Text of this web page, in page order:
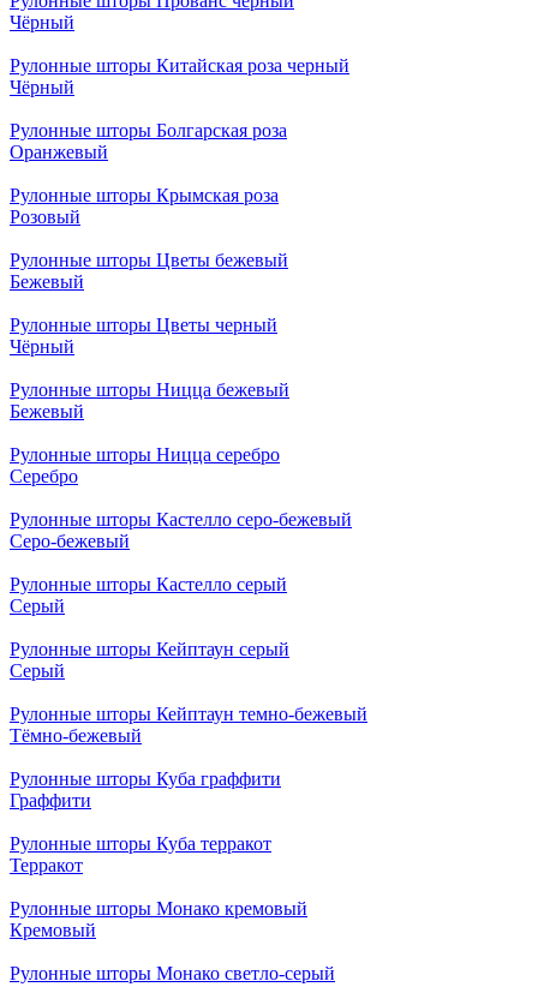
Чёрный
Рулонные шторы Китайская роза черный
Чёрный
Рулонные шторы Болгарская роза
Оранжевый
Рулонные шторы Крымская роза
Розовый
Рулонные шторы Цветы бежевый
Бежевый
Рулонные шторы Цветы черный
Чёрный
Рулонные шторы Ницца бежевый
Бежевый
Рулонные шторы Ницца серебро
Серебро
Рулонные шторы Кастелло серо-бежевый
Серо-бежевый
Рулонные шторы Кастелло серый
Серый
Рулонные шторы Кейптаун серый
Серый
Рулонные шторы Кейптаун темно-бежевый
Тёмно-бежевый
Рулонные шторы Куба граффити
Граффити
Рулонные шторы Куба терракот
Терракот
Рулонные шторы Монако кремовый
Кремовый
Рулонные шторы Монако светло-серый